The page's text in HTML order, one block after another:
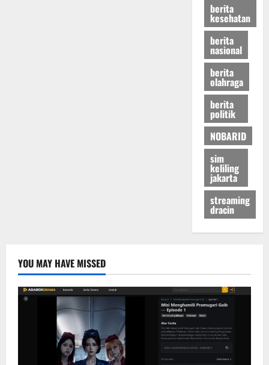
berita
kesehatan
berita
nasional
berita
olahraga
berita
politik
NOBARID
sim
keliling
jakarta
streaming
dracin
YOU MAY HAVE MISSED